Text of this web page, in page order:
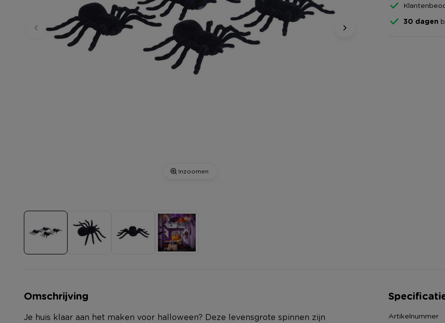
Inzoomen
30 dagen
Omschrijving
Je huis klaar aan het maken voor halloween? Deze levensgrote spinnen zijn
Artikelnummer